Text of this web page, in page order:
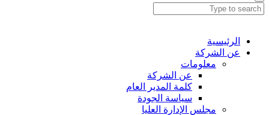
الرئيسية
عن الشركة
معلومات
عن الشركة
كلمة المدير العام
سياسة الجودة
مجلس الإدارة العليا